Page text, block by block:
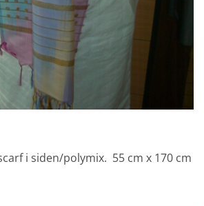
i siden/polymix. 55 cm x 170 cm